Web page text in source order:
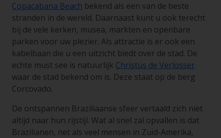
Copacabana Beach bekend als een van de beste
stranden in de wereld. Daarnaast kunt u ook terecht
bij de vele kerken, musea, markten en openbare
parken voor uw plezier. Als attractie is er ook een
kabelbaan die u een uitzicht biedt over de stad. De
echte must see is natuurlijk Christus de Verlosser
waar de stad bekend om is. Deze staat op de berg
Corcovado.
De ontspannen Braziliaanse sfeer vertaald zich niet
altijd naar hun rijstijl. Wat al snel zal opvallen is dat
Brazilianen, net als veel mensen in Zuid-Amerika,